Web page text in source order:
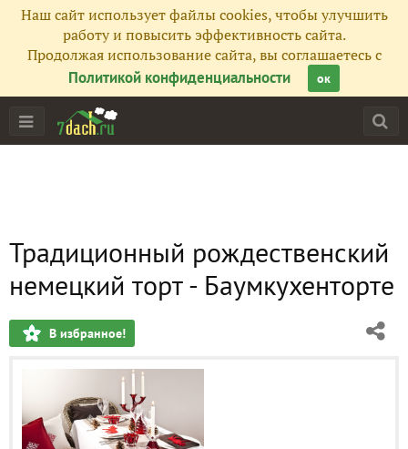
Наш сайт использует файлы cookies, чтобы улучшить
работу и повысить эффективность сайта.
Продолжая использование сайта, вы соглашаетесь с
Политикой конфиденциальности
ок
Традиционный рождественский
немецкий торт - Баумкухенторте
В избранное!